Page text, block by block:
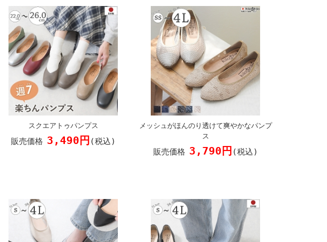
スクエアトゥパンプス
販売価格 3,490円 (税込)
メッシュがほんのり透けて爽やかなパンプ
ス
販売価格 3,790円 (税込)